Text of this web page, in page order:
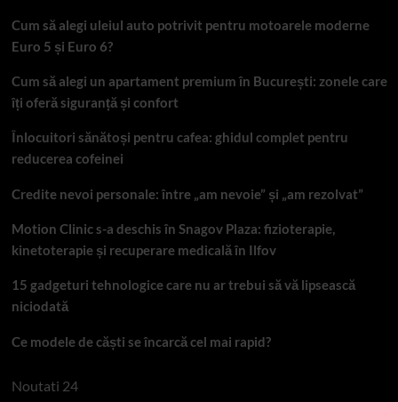
Cum să alegi uleiul auto potrivit pentru motoarele moderne
Euro 5 și Euro 6?
Cum să alegi un apartament premium în București: zonele care
îți oferă siguranță și confort
Înlocuitori sănătoși pentru cafea: ghidul complet pentru
reducerea cofeinei
Credite nevoi personale: între „am nevoie” și „am rezolvat”
Motion Clinic s-a deschis în Snagov Plaza: fizioterapie,
kinetoterapie și recuperare medicală în Ilfov
15 gadgeturi tehnologice care nu ar trebui să vă lipsească
niciodată
Ce modele de căști se încarcă cel mai rapid?
Noutati 24